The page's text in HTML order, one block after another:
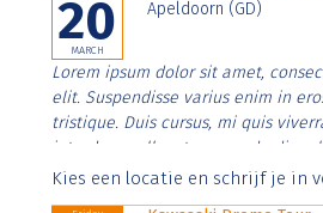
20
MARCH
Apeldoorn (GD)
Lorem ipsum dolor sit amet,
elit. Suspendisse varius enim in
tristique. Duis cursus, mi quis
interdum nulla, ut commodo diam
Aenean faucibus nibh et justo
Kies een locatie en schrijf je in